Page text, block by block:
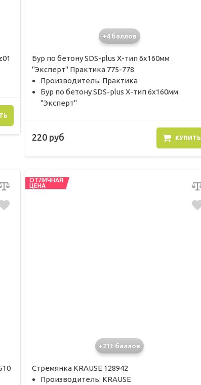
+4 баллов
Бур по бетону SDS-plus X-тип 6х160мм
"Эксперт" Практика 775-778
Производитель: Практика
Бур по бетону SDS-plus X-тип 6х160мм
"Эксперт"
220 руб КУПИТЬ
ОТЛИЧНАЯ
ЦЕНА
+211 баллов
Стремянка KRAUSE 128942
Производитель: KRAUSE